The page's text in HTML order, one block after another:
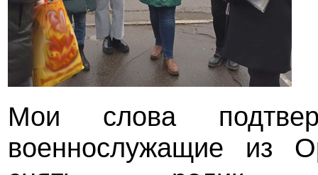
Мои слова
военнослужащие из